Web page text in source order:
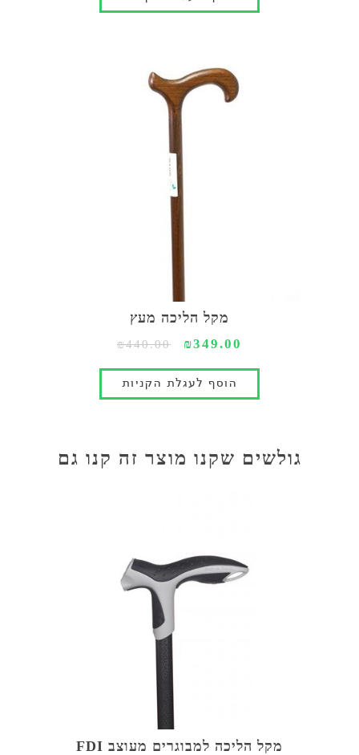
מקל הליכה מעץ
₪349.00
₪440.00
גולשים שקנו מוצר זה קנו גם
מקל הליכה למבוגרים מעוצב FDI